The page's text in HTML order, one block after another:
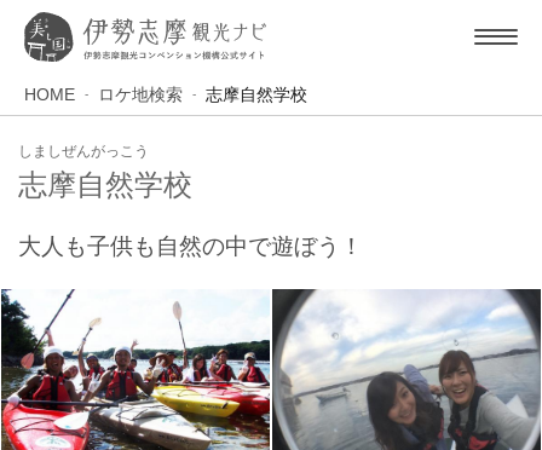
HOME ロケ地検索 志摩自然学校
しましぜんがっこう
志摩自然学校
大人も子供も自然の中で遊ぼう！